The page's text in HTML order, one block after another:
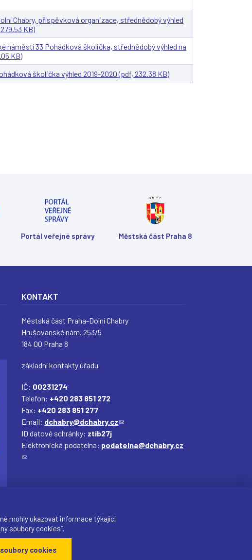
Chabry, příspěvková organizace, střednědobý výhled
KB)
náměstí 33 Pohádková školička, střednědobý výhled na
KB)
školička výhled 2019-2020 (pdf, 232.38 KB)
Portál veřejné správy Městská část Praha 8
KONTAKT
Městská část Praha-Dolní Chabry
Hrušovanské nám. 253/5
184 00 Praha 8
základní kontakty úřadu
IČ: 00231274
Telefon: +420 283 851 272
Fax: +420 283 851 277
Email: dchabry@dchabry.cz(
d
ID datové schránky: ztib27j
Elektronická podatelna: podatelna@dchabry.cz
(
z
o
d
e
mohly ukazovat informace týkající
soubory cookies“.
cookies